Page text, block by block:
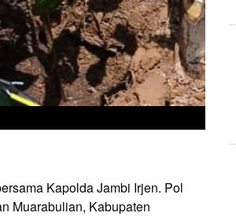
Kapolda Jambi Irjen. Pol
Muarabulian, Kabupaten